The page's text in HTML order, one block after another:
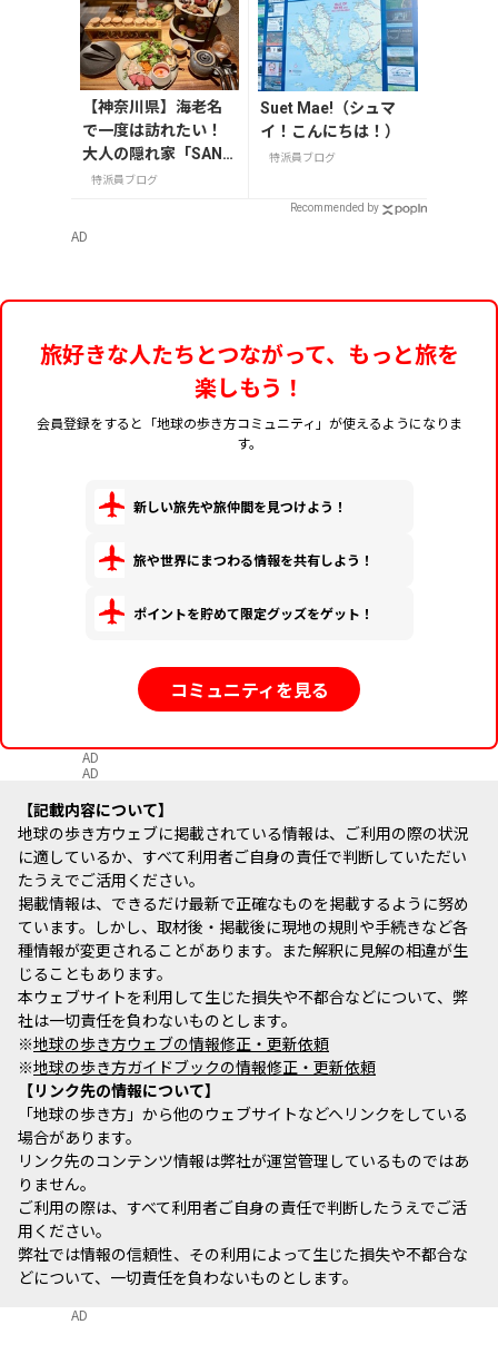
【神奈川県】海老名
で一度は訪れたい！
大人の隠れ家「SAND
GLASS 熾火」で味わ
特派員ブログ
Suet Mae!（シュマ
イ！こんにちは！）
特派員ブログ
Recommended by
AD
旅好きな人たちとつながって、もっと旅を
楽しもう！
会員登録をすると「地球の歩き方コミュニティ」が使えるようになりま
す。
新しい旅先や旅仲間を見つけよう！
旅や世界にまつわる情報を共有しよう！
ポイントを貯めて限定グッズをゲット！
コミュニティを見る
AD
AD
記載内容について
地球の歩き方ウェブに掲載されている情報は、ご利用の際の状況
に適しているか、すべて利用者ご自身の責任で判断していただい
たうえでご活用ください。
掲載情報は、できるだけ最新で正確なものを掲載するように努め
ています。しかし、取材後・掲載後に現地の規則や手続きなど各
種情報が変更されることがあります。また解釈に見解の相違が生
じることもあります。
本ウェブサイトを利用して生じた損失や不都合などについて、弊
社は一切責任を負わないものとします。
※地球の歩き方ウェブの情報修正・更新依頼
※地球の歩き方ガイドブックの情報修正・更新依頼
リンク先の情報について
「地球の歩き方」から他のウェブサイトなどへリンクをしている
場合があります。
リンク先のコンテンツ情報は弊社が運営管理しているものではあ
りません。
ご利用の際は、すべて利用者ご自身の責任で判断したうえでご活
用ください。
弊社では情報の信頼性、その利用によって生じた損失や不都合な
どについて、一切責任を負わないものとします。
AD